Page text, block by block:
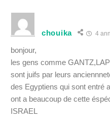
chouika 4
bonjour,
les gens comme
sont juifs par leurs
des Egyptiens qui sont entré
ont a beaucoup de cette
ISRAEL